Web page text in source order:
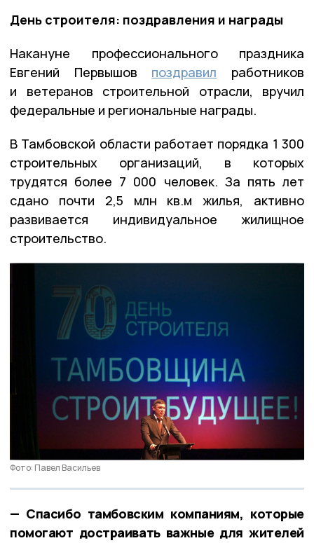
День строителя: поздравления и награды
Накануне профессионального праздника
Евгений Первышов поздравил работников
и ветеранов строительной отрасли, вручил
федеральные и региональные награды.
В Тамбовской области работает порядка 1 300
строительных организаций, в которых
трудятся более 7 000 человек. За пять лет
сдано почти 2,5 млн кв.м жилья, активно
развивается индивидуальное жилищное
строительство.
Фото: Павел Васильев
— Спасибо тамбовским компаниям, которые
помогают достраивать важные для жителей